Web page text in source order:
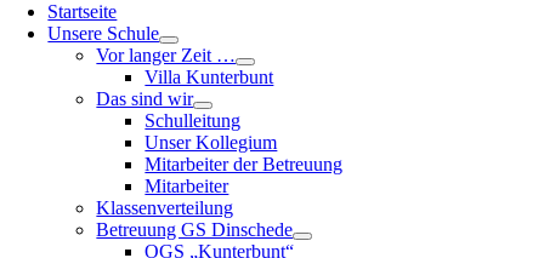
Startseite
Unsere Schule
Vor langer Zeit …
Villa Kunterbunt
Das sind wir
Schulleitung
Unser Kollegium
Mitarbeiter der Betreuung
Mitarbeiter
Klassenverteilung
Betreuung GS Dinschede
OGS „Kunterbunt“